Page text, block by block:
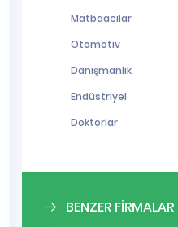
Matbaacılar
Otomotiv
Danışmanlık
Endüstriyel
Doktorlar
BENZER FİRMALAR